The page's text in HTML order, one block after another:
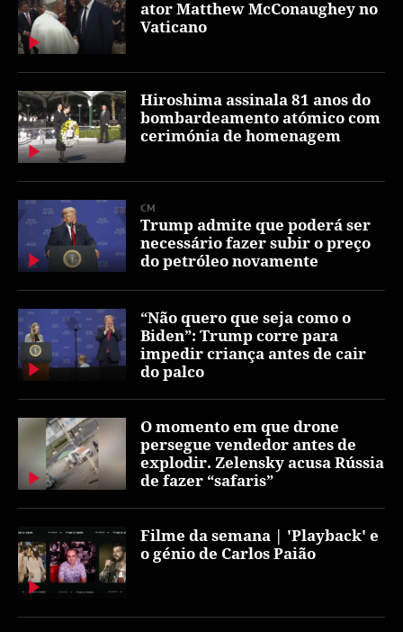
ator Matthew McConaughey no
Vaticano
Hiroshima assinala 81 anos do
bombardeamento atómico com
cerimónia de homenagem
CM
Trump admite que poderá ser
necessário fazer subir o preço
do petróleo novamente
“Não quero que seja como o
Biden”: Trump corre para
impedir criança antes de cair
do palco
O momento em que drone
persegue vendedor antes de
explodir. Zelensky acusa Rússia
de fazer “safaris”
Filme da semana | 'Playback' e
o génio de Carlos Paião